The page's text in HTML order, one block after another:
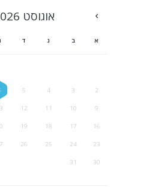
אוגוסט
א ב ג ד
2
3
4
5
9
10
11
12
16
17
18
19
23
24
25
26
30
31